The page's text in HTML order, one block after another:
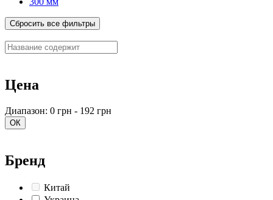
Сбросить все фильтры
Цена
Диапазон: 0 грн - 192 грн
ОК
Бренд
Китай